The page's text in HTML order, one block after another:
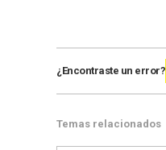
¿Encontraste un error?
Temas relacionados